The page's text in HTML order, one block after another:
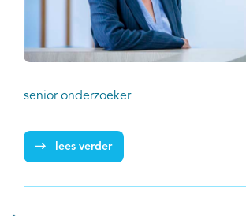
senior onderzoeker
lees verder